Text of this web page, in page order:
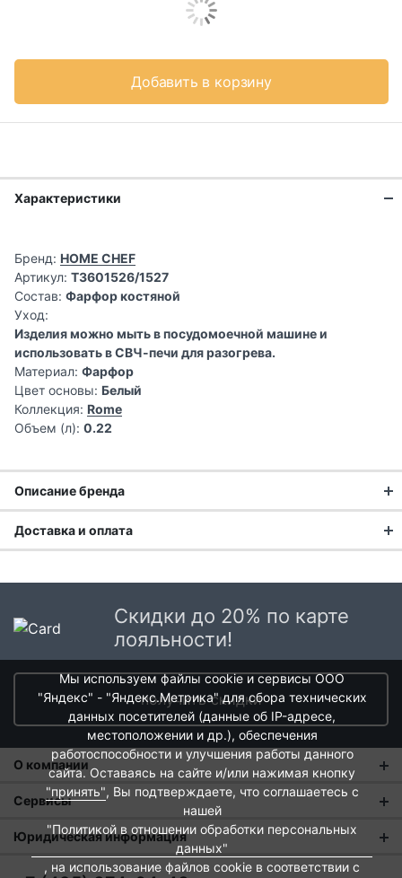
Добавить в корзину
Характеристики
Бренд: HOME CHEF
Артикул: T3601526/1527
Состав: Фарфор костяной
Уход:
Изделия можно мыть в посудомоечной машине и
использовать в СВЧ-печи для разогрева.
Материал: Фарфор
Цвет основы: Белый
Коллекция: Rome
Объем (л): 0.22
Описание бренда
Посуда для яркой сервировки
каждый день
Бренд посуды HOME CHEF
создан для тех, кто любит
экспериментировать с сервировкой и ценит качество.
Широкий ассортимент фарфора и керамики в разных
Доставка и оплата
Доставка в Москве и области
В Москве и Московской области доставка курьером до
Стоимость доставки в Москве в пределах МКАД399 руб.
в Московской Области и Москве за МКАД599 руб.
Интервал доставки по Московской области - с 10 до 22
При заказе в пункт выдачи СДЭК доставка по Москве
рассчитывается согласно тарифу СДЭК. Доставка в пункт
выдачи осуществляется только предоплаченных заказов.
Срок доставки от 1 до 2 дней.
Скидки до 20% по карте
лояльности!
получить скидки
О компании
О нас
Магазины
Новости
Сервисы
Оплата и тарифы доставки
Обмен и возврат
Юридическая информация
Пользовательское соглашение
Мы используем файлы cookie и сервисы ООО
"Яндекс" - "Яндекс.Метрика" для сбора технических
данных посетителей (данные об IP-адресе,
местоположении и др.), обеспечения
работоспособности и улучшения работы данного
сайта. Оставаясь на сайте и/или нажимая кнопку
"принять", Вы подтверждаете, что соглашаетесь с
нашей
"Политикой в отношении обработки персональных
данных"
, на использование файлов cookie в соответствии с